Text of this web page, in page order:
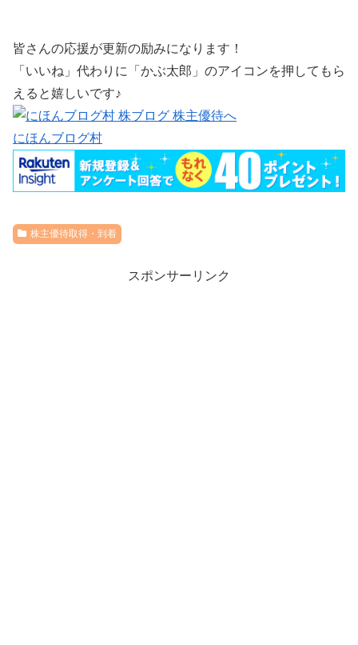
皆さんの応援が更新の励みになります！
「いいね」代わりに「かぶ太郎」のアイコンを押してもら
えると嬉しいです♪
にほんブログ村
株主優待取得・到着
スポンサーリンク